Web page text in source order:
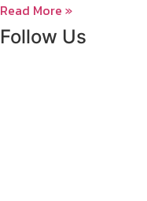
Read More »
Follow Us